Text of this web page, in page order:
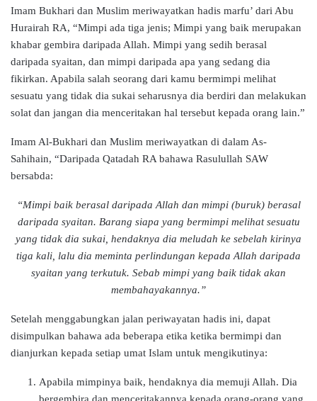
Imam Bukhari dan Muslim meriwayatkan hadis marfu’ dari Abu
Hurairah RA, “Mimpi ada tiga jenis; Mimpi yang baik merupakan
khabar gembira daripada Allah. Mimpi yang sedih berasal
daripada syaitan, dan mimpi daripada apa yang sedang dia
fikirkan. Apabila salah seorang dari kamu bermimpi melihat
sesuatu yang tidak dia sukai seharusnya dia berdiri dan melakukan
solat dan jangan dia menceritakan hal tersebut kepada orang lain.”
Imam Al-Bukhari dan Muslim meriwayatkan di dalam As-
Sahihain, “Daripada Qatadah RA bahawa Rasulullah SAW
bersabda:
“Mimpi baik berasal daripada Allah dan mimpi (buruk) berasal
daripada syaitan. Barang siapa yang bermimpi melihat sesuatu
yang tidak dia sukai, hendaknya dia meludah ke sebelah kirinya
tiga kali, lalu dia meminta perlindungan kepada Allah daripada
syaitan yang terkutuk. Sebab mimpi yang baik tidak akan
membahayakannya.”
Setelah menggabungkan jalan periwayatan hadis ini, dapat
disimpulkan bahawa ada beberapa etika ketika bermimpi dan
dianjurkan kepada setiap umat Islam untuk mengikutinya:
Apabila mimpinya baik, hendaknya dia memuji Allah. Dia